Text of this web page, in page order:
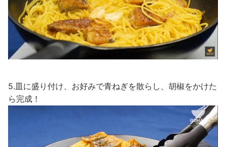
5.皿に盛り付け、お好みで青ねぎを散らし、胡椒をかけた
ら完成！